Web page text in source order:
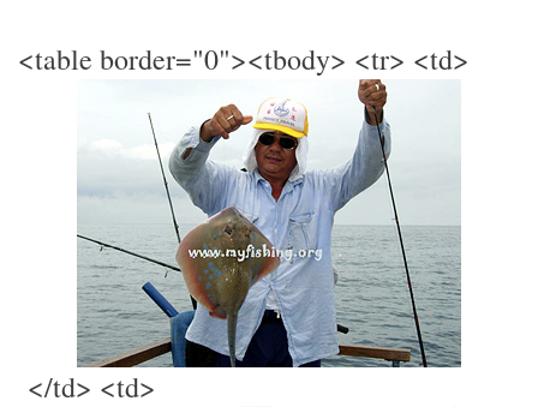
<table border="0"><tbody> <tr> <td>
</td> <td>